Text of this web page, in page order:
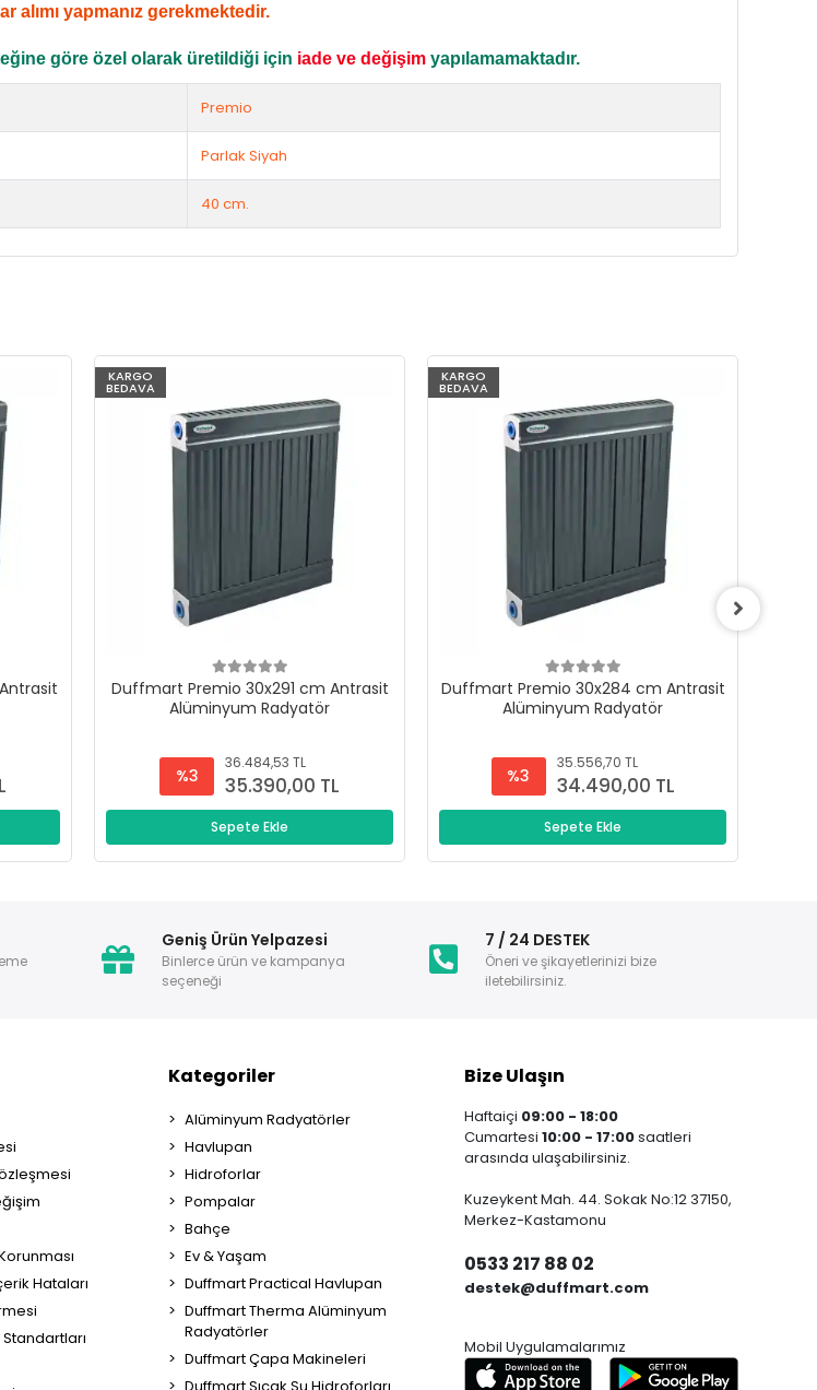
alımı yapmanız gerekmektedir.
göre özel olarak üretildiği için iade ve değişim yapılamamaktadır.
Premio
Parlak Siyah
40 cm.
KARGO
BEDAVA
Duffmart Premio 30x291 cm Antrasit
Alüminyum Radyatör
%3
36.484,53 TL
35.390,00 TL
Sepete Ekle
KARGO
BEDAVA
Duffmart Premio 30x284 cm Antrasit
Alüminyum Radyatör
%3
35.556,70 TL
34.490,00 TL
Sepete Ekle
Geniş Ürün Yelpazesi
Binlerce ürün ve kampanya
seçeneği
7 / 24 DESTEK
Öneri ve şikayetlerinizi bize
iletebilirsiniz.
Hataları
Kategoriler
Alüminyum Radyatörler
Havlupan
Hidroforlar
Pompalar
Bahçe
Ev & Yaşam
Duffmart Practical Havlupan
Duffmart Therma Alüminyum
Radyatörler
Duffmart Çapa Makineleri
Bize Ulaşın
Haftaiçi 09:00 - 18:00
Cumartesi 10:00 - 17:00saatleri
arasında ulaşabilirsiniz.
Kuzeykent Mah. 44. Sokak No:12 37150,
Merkez-Kastamonu
0533 217 88 02
destek@duffmart.com
Mobil Uygulamalarımız